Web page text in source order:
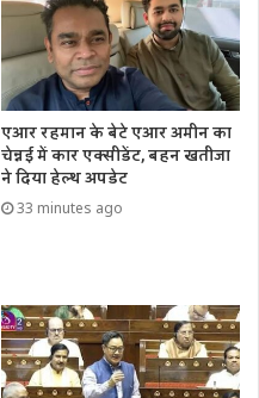
एआर रहमान के बेटे एआर अमीन का
चेन्नई में कार एक्सीडेंट, बहन खतीजा
ने दिया हेल्थ अपडेट
33 minutes ago